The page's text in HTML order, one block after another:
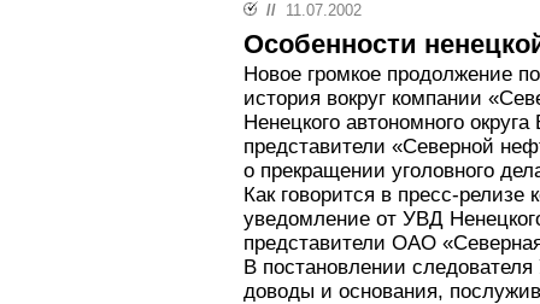
// 11.07.2002
Особенности
Новое громкое продолжение
история вокруг компании
Ненецкого автономного
представители «Северной
о прекращении уголовного
Как говорится в пресс-
уведомление от УВД
представители ОАО
В постановлении
доводы и основания,